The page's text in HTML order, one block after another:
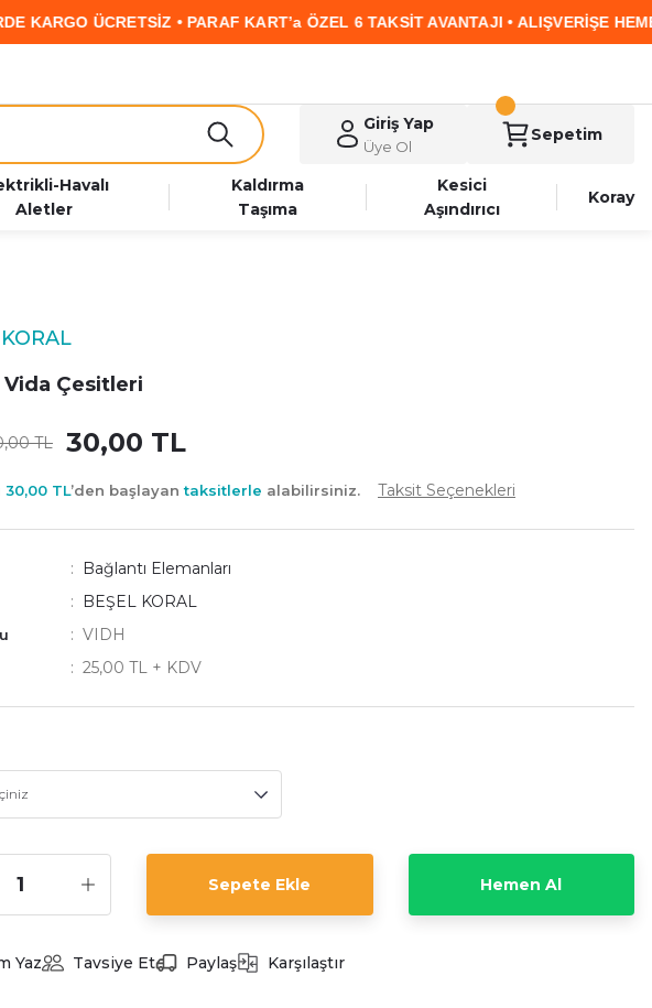
ÜCRETSİZ • PARAF KART’a ÖZEL 6 TAKSİT AVANTAJI • ALIŞVERİŞE HEMEN
Giriş Yap
Üye Ol
Sepetim
Havalı
Aletler
Kaldırma
Taşıma
Kesici
Aşındırıcı
Koray
Vida Çesitleri
TL 30,00 TL
30,00 TL’den başlayantaksitlerle alabilirsiniz. Taksit Seçenekleri
Bağlantı Elemanları
BEŞEL KORAL
VIDH
25,00 TL + KDV
Sepete Ekle Hemen Al
Yaz Tavsiye Et Paylaş Karşılaştır